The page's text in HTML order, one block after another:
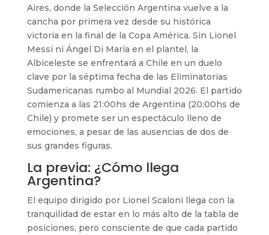
Aires, donde la Selección Argentina vuelve a la
cancha por primera vez desde su histórica
victoria en la final de la Copa América. Sin Lionel
Messi ni Ángel Di María en el plantel, la
Albiceleste se enfrentará a Chile en un duelo
clave por la séptima fecha de las Eliminatorias
Sudamericanas rumbo al Mundial 2026. El partido
comienza a las 21:00hs de Argentina (20:00hs de
Chile) y promete ser un espectáculo lleno de
emociones, a pesar de las ausencias de dos de
sus grandes figuras.
La previa: ¿Cómo llega
Argentina?
El equipo dirigido por Lionel Scaloni llega con la
tranquilidad de estar en lo más alto de la tabla de
posiciones, pero consciente de que cada partido